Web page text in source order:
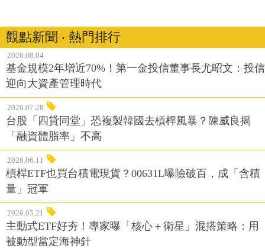
觀點新聞 ‧ 熱門排行
2026.08.04
基金規模2年增近70%！第一金投信董事長尤昭文：投信
迎向大資產管理時代
2026.07.28
台股「四貸同堂」恐複製韓國去槓桿風暴？陳威良揭
「融資體脂率」不高
2026.06.11
槓桿ETF也買台積電現貨？00631L曝險破百，成「含積
量」冠軍
2026.05.21
主動式ETF好夯！專家曝「核心＋衛星」混搭策略：用
被動型當定海神針